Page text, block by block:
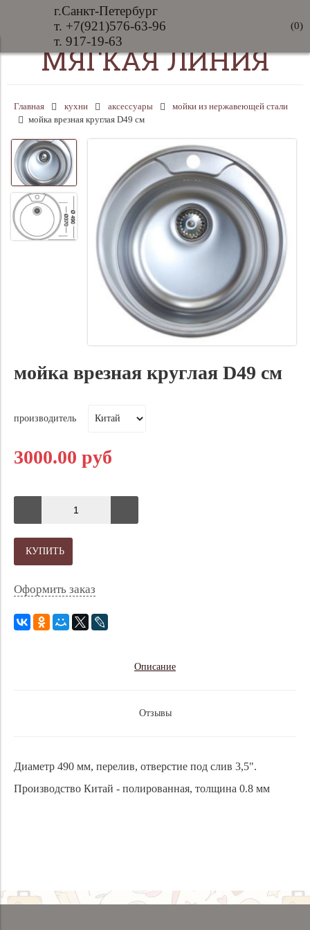
г.Санкт-Петербург
т. +7(921)576-63-96
т. 917-19-63
(0)
МЯГКАЯ ЛИНИЯ
Главная кухни аксессуары
мойки из нержавеющей стали
мойка врезная круглая D49 см
мойка врезная круглая D49 см
производитель
3000.00 руб
КУПИТЬ
Оформить заказ
Описание
Отзывы
Диаметр 490 мм, перелив, отверстие под слив 3,5".
Производство Китай - полированная, толщина 0.8 мм